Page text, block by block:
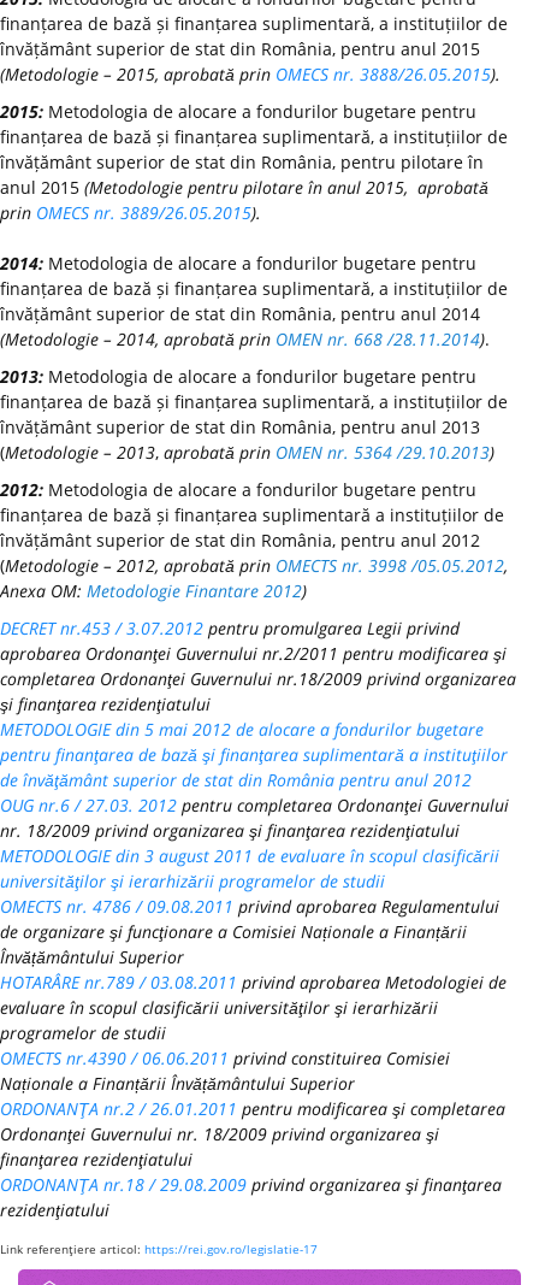
finanțarea de bază și finanțarea suplimentară, a instituțiilor de
învățământ superior de stat din România, pentru anul 2015
(Metodologie – 2015, aprobată prin OMECS nr. 3888/26.05.2015).
2015: Metodologia de alocare a fondurilor bugetare pentru
finanțarea de bază și finanțarea suplimentară, a instituțiilor de
învățământ superior de stat din România, pentru pilotare în
anul 2015 (Metodologie pentru pilotare în anul 2015, aprobată
prin OMECS nr. 3889/26.05.2015).
2014: Metodologia de alocare a fondurilor bugetare pentru
finanțarea de bază și finanțarea suplimentară, a instituțiilor de
învățământ superior de stat din România, pentru anul 2014
(Metodologie – 2014, aprobată prin OMEN nr. 668 /28.11.2014).
2013: Metodologia de alocare a fondurilor bugetare pentru
finanțarea de bază și finanțarea suplimentară, a instituțiilor de
învățământ superior de stat din România, pentru anul 2013
(Metodologie – 2013, aprobată prin OMEN nr. 5364 /29.10.2013)
2012: Metodologia de alocare a fondurilor bugetare pentru
finanțarea de bază și finanțarea suplimentară a instituțiilor de
învățământ superior de stat din România, pentru anul 2012
(Metodologie – 2012, aprobată prin OMECTS nr. 3998 /05.05.2012,
Anexa OM: Metodologie Finantare 2012)
DECRET nr.453 / 3.07.2012 pentru promulgarea Legii privind
aprobarea Ordonanţei Guvernului nr.2/2011 pentru modificarea şi
completarea Ordonanţei Guvernului nr.18/2009 privind organizarea
şi finanţarea rezidenţiatului
METODOLOGIE din 5 mai 2012 de alocare a fondurilor bugetare
pentru finanţarea de bază şi finanţarea suplimentară a instituţiilor
de învăţământ superior de stat din România pentru anul 2012
OUG nr.6 / 27.03. 2012 pentru completarea Ordonanţei Guvernului
nr. 18/2009 privind organizarea şi finanţarea rezidenţiatului
METODOLOGIE din 3 august 2011 de evaluare în scopul clasificării
universităţilor şi ierarhizării programelor de studii
OMECTS nr. 4786 / 09.08.2011 privind aprobarea Regulamentului
de organizare şi funcţionare a Comisiei Naționale a Finanțării
Învățământului Superior
HOTARÂRE nr.789 / 03.08.2011 privind aprobarea Metodologiei de
evaluare în scopul clasificării universităţilor şi ierarhizării
programelor de studii
OMECTS nr.4390 / 06.06.2011 privind constituirea Comisiei
Naționale a Finanțării Învățământului Superior
ORDONANŢA nr.2 / 26.01.2011 pentru modificarea şi completarea
Ordonanţei Guvernului nr. 18/2009 privind organizarea şi
finanţarea rezidenţiatului
ORDONANŢA nr.18 / 29.08.2009 privind organizarea şi finanţarea
rezidenţiatului
Link referenţiere articol: https://rei.gov.ro/legislatie-17